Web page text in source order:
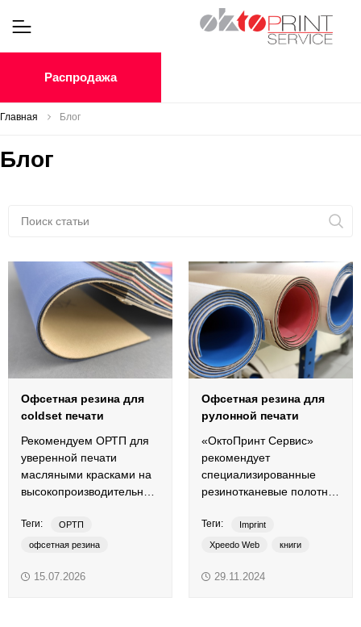
Распродажа
Главная Блог
Блог
Офсетная резина для
coldset печати
Рекомендуем ОРТП для
уверенной печати
масляными красками на
высокопроизводительных
сушки.
Теги: ОРТП
офсетная резина
15.07.2026
Офсетная резина для
рулонной печати
«ОктоПринт Сервис»
рекомендует
специализированные
резинотканевые полотна
печатных машин без
сушки.
Теги: Imprint
Xpeedo Web книги
29.11.2024